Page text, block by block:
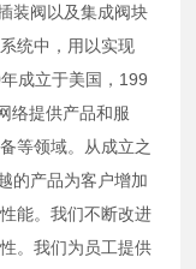
装阀以及集成阀块
统中，用以实现
成立于美国，199
络提供产品和服
等领域。从成立之
的产品为客户增加
能。我们不断改进
。我们为员工提供